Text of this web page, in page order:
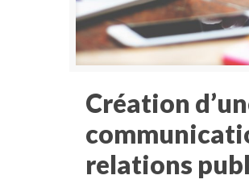
Création
relations